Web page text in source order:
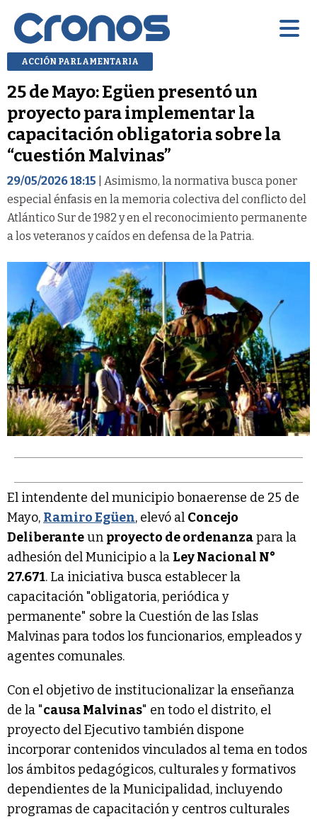
ACCIÓN PARLAMENTARIA
25 de Mayo: Egüen presentó un
proyecto para implementar la
capacitación obligatoria sobre la
“cuestión Malvinas”
29/05/2026 18:15 | Asimismo, la normativa busca poner
especial énfasis en la memoria colectiva del conflicto del
Atlántico Sur de 1982 y en el reconocimiento permanente
a los veteranos y caídos en defensa de la Patria.
El intendente del municipio bonaerense de 25 de
Mayo, Ramiro Egüen, elevó al Concejo
Deliberanteun proyecto de ordenanzapara la
adhesión del Municipio a la Ley Nacional N°
27.671. La iniciativa busca establecer la
capacitación "obligatoria, periódica y
permanente" sobre la Cuestión de las Islas
Malvinas para todos los funcionarios, empleados y
agentes comunales.
Con el objetivo de institucionalizar la enseñanza
de la "causa Malvinas" en todo el distrito, el
proyecto del Ejecutivo también dispone
incorporar contenidos vinculados al tema en todos
los ámbitos pedagógicos, culturales y formativos
dependientes de la Municipalidad, incluyendo
programas de capacitación y centros culturales